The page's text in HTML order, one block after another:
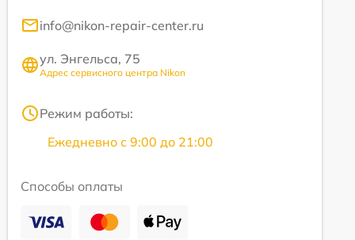
info@nikon-repair-center.ru
ул. Энгельса, 75
Адрес сервисного центра Nikon
Режим работы:
Ежедневно с 9:00 до 21:00
Способы оплаты